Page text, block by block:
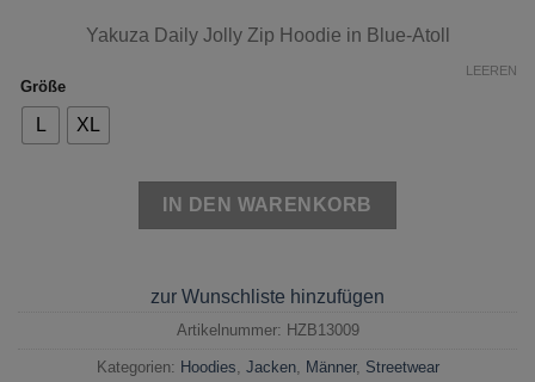
Yakuza Daily Jolly Zip Hoodie in Blue-Atoll
Größe
L XL
LEEREN
IN DEN WARENKORB
zur Wunschliste hinzufügen
Artikelnummer: HZB13009
Kategorien: Hoodies, Jacken, Männer, Streetwear